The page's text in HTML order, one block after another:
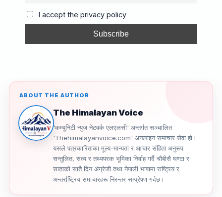
o
o
k
s
m n
k
I accept the privacy policy
ABOUT THE AUTHOR
The Himalayan Voice
'कम्युनिटी न्युज नेटवर्क एलएलसी' अन्तर्गत सञ्चालित
'Thehimalayanvoice.com' अनलाइन समाचार सेवा हो।
यसले पत्रकारिताका मूल्य-मान्यता र आचार संहिता अनुरूप
सन्तुलित, सत्य र तथ्यपरक भूमिका निर्वाह गर्दै चौबीसै घण्टा र
साताको सातै दिन अंग्रेजी तथा नेपाली भाषामा राष्ट्रिय र
अन्तर्राष्ट्रिय समाचारहरू निरन्तर सम्प्रेषण गर्दछ।